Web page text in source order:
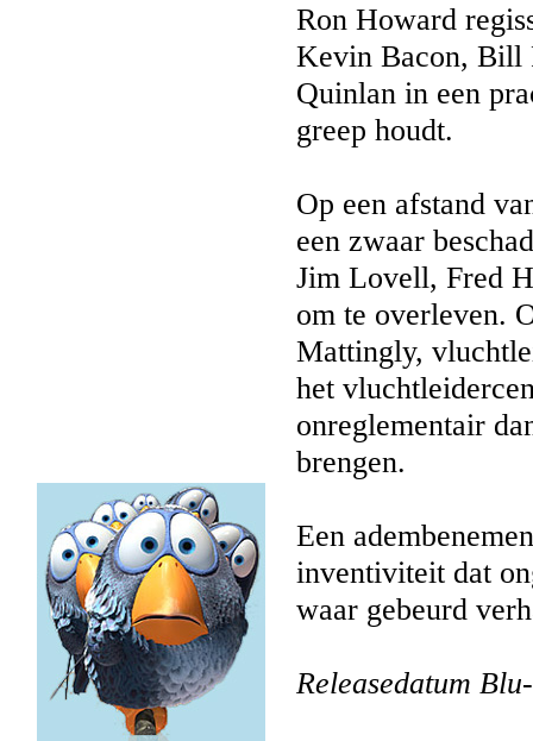
Ron Howard
Kevin Bacon, Bill
Quinlan in een
greep houdt.
Op een afstand
een zwaar
Jim Lovell, Fred
om te overleven.
Mattingly,
het
onreglementair
brengen.
Een
inventiviteit dat
waar gebeurd
Releasedatum